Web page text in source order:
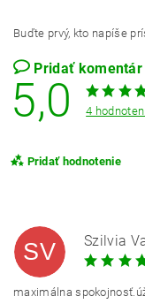
Buďte prvý, kto napíše
Pridať komentár
5,0 4
Pridať hodnotenie
SV
Szilvia
maximálna